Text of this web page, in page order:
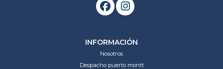
INFORMACIÓN
Nosotros
Despacho puerto montt